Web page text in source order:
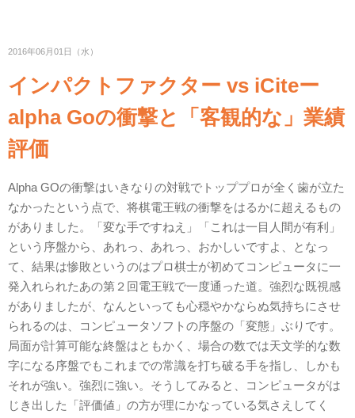
2016年06月01日（水）
インパクトファクター vs iCiteー
alpha Goの衝撃と「客観的な」業績
評価
Alpha GOの衝撃はいきなりの対戦でトッププロが全く歯が立た
なかったという点で、将棋電王戦の衝撃をはるかに超えるもの
がありました。「変な手ですねえ」「これは一目人間が有利」
という序盤から、あれっ、あれっ、おかしいですよ、となっ
て、結果は惨敗というのはプロ棋士が初めてコンピュータに一
発入れられたあの第２回電王戦で一度通った道。強烈な既視感
がありましたが、なんといっても心穏やかならぬ気持ちにさせ
られるのは、コンピュータソフトの序盤の「変態」ぶりです。
局面が計算可能な終盤はともかく、場合の数では天文学的な数
字になる序盤でもこれまでの常識を打ち破る手を指し、しかも
それが強い。強烈に強い。そうしてみると、コンピュータがは
じき出した「評価値」の方が理にかなっている気さえしてく